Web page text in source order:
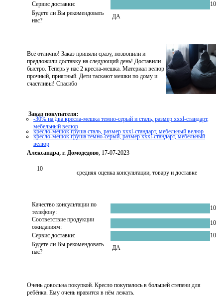
Сервис доставки:
10
Будете ли Вы рекомендовать
нас?
ДА
Всё отлично! Заказ приняли сразу, позвонили и
предложили доставку на следующий день! Доставили
быстро. Теперь у нас 2 кресла-мешка. Материал велюр
прочный, приятный. Дети таскают мешки по дому и
счастливы! Спасибо
Заказ покупателя:
-30% на два кресла-мешка темно-серый и сталь, размер xxxl-стандарт,
мебельный велюр
кресло-мешок груша сталь, размер xххl-стандарт, мебельный велюр
кресло-мешок груша темно-серый, размер xххl-стандарт, мебельный
велюр
Александра, г. Домодедово, 17-07-2023
10
средняя оценка консультации, товару и доставке
Качество консультации по
телефону:
10
Соответствие продукции
ожиданиям:
10
Сервис доставки:
10
Будете ли Вы рекомендовать
нас?
ДА
Очень довольна покупкой. Кресло покупалось в большей степени для
ребёнка. Ему очень нравится в нём лежать.